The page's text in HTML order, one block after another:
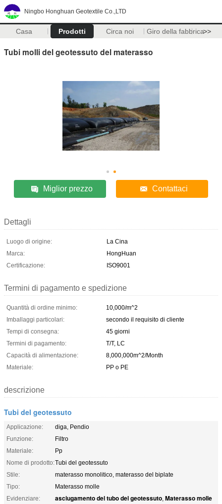
Ningbo Honghuan Geotextile Co.,LTD
Casa Prodotti Circa noi Giro della fabbrica>>
Tubi molli del geotessuto del materasso
Miglior prezzo Contattaci
Dettagli
Luogo di origine:
La Cina
Marca:
HongHuan
Certificazione:
ISO9001
Termini di pagamento e spedizione
Quantità di ordine minimo:
10,000/m^2
Imballaggi particolari:
secondo il requisito di cliente
Tempi di consegna:
45 giorni
Termini di pagamento:
T/T, LC
Capacità di alimentazione:
8,000,000m^2/Month
Materiale:
PP o PE
descrizione
Tubi del geotessuto
Applicazione:
diga, Pendio
Funzione:
Filtro
Materiale:
Pp
Nome di prodotto:Tubi del geotessuto
Stile:
materasso monolitico, materasso del biplate
Tipo:
Materasso molle
Evidenziare:
asciugamento del tubo del geotessuto, Materasso molle